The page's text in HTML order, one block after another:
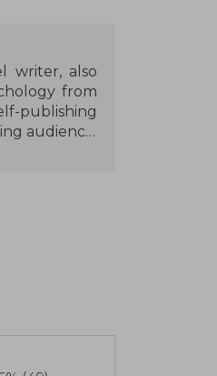
writer, also
from
publishing
audience